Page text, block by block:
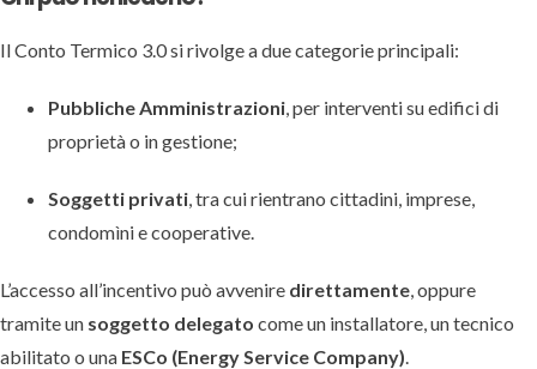
Il Conto Termico 3.0 si rivolge a due categorie principali:
Pubbliche Amministrazioni, per interventi su edifici di
proprietà o in gestione;
Soggetti privati, tra cui rientrano cittadini, imprese,
condomìni e cooperative.
L’accesso all’incentivo può avvenire direttamente, oppure
tramite un soggetto delegato come un installatore, un tecnico
abilitato o una ESCo (Energy Service Company)